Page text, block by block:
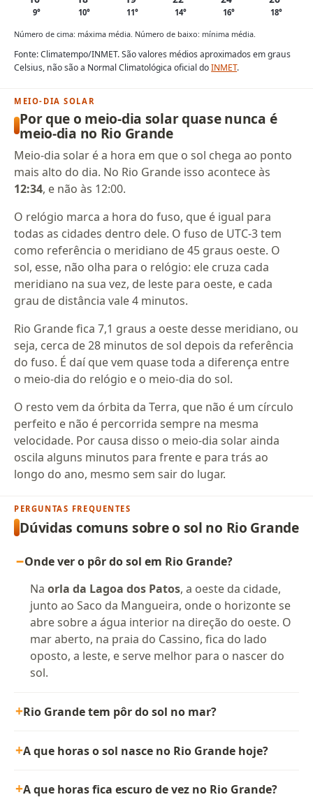
9° 10° 11° 14° 16° 18°
Número de cima: máxima média. Número de baixo: mínima média.
Fonte: Climatempo/INMET. São valores médios aproximados em graus
Celsius, não são a Normal Climatológica oficial doINMET.
MEIO-DIA SOLAR
Por que o meio-dia solar quase nunca é
meio-dia no Rio Grande
Meio-dia solar é a hora em que o sol chega ao ponto
mais alto do dia. No Rio Grande isso acontece às
12:34, e não às 12:00.
O relógio marca a hora do fuso, que é igual para
todas as cidades dentro dele. O fuso de UTC-3 tem
como referência o meridiano de 45 graus oeste. O
sol, esse, não olha para o relógio: ele cruza cada
meridiano na sua vez, de leste para oeste, e cada
grau de distância vale 4 minutos.
Rio Grande fica 7,1 graus a oeste desse meridiano, ou
seja, cerca de 28 minutos de sol depois da referência
do fuso. É daí que vem quase toda a diferença entre
o meio-dia do relógio e o meio-dia do sol.
O resto vem da órbita da Terra, que não é um círculo
perfeito e não é percorrida sempre na mesma
velocidade. Por causa disso o meio-dia solar ainda
oscila alguns minutos para frente e para trás ao
longo do ano, mesmo sem sair do lugar.
PERGUNTAS FREQUENTES
Dúvidas comuns sobre o sol no Rio Grande
Onde ver o pôr do sol em Rio Grande?
Na orla da Lagoa dos Patos, a oeste da cidade,
junto ao Saco da Mangueira, onde o horizonte se
abre sobre a água interior na direção do oeste. O
mar aberto, na praia do Cassino, fica do lado
oposto, a leste, e serve melhor para o nascer do
sol.
Rio Grande tem pôr do sol no mar?
A que horas o sol nasce no Rio Grande hoje?
A que horas fica escuro de vez no Rio Grande?